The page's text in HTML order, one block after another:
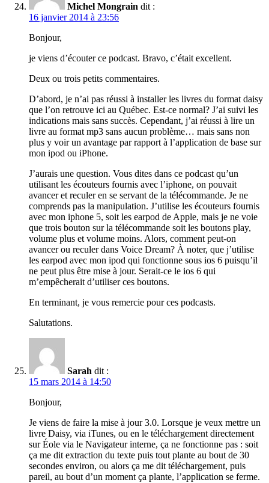
Michel Mongrain dit :
16 janvier 2014 à 23:56
Bonjour,
je viens d’écouter ce podcast. Bravo, c’était excellent.
Deux ou trois petits commentaires.
D’abord, je n’ai pas réussi à installer les livres du format daisy
que l’on retrouve ici au Québec. Est-ce normal? J’ai suivi les
indications mais sans succès. Cependant, j’ai réussi à lire un
livre au format mp3 sans aucun problème… mais sans non
plus y voir un avantage par rapport à l’application de base sur
mon ipod ou iPhone.
J’aurais une question. Vous dites dans ce podcast qu’un
utilisant les écouteurs fournis avec l’iphone, on pouvait
avancer et reculer en se servant de la télécommande. Je ne
comprends pas la manipulation. J’utilise les écouteurs fournis
avec mon iphone 5, soit les earpod de Apple, mais je ne voie
que trois bouton sur la télécommande soit les boutons play,
volume plus et volume moins. Alors, comment peut-on
avancer ou reculer dans Voice Dream? À noter, que j’utilise
les earpod avec mon ipod qui fonctionne sous ios 6 puisqu’il
ne peut plus être mise à jour. Serait-ce le ios 6 qui
m’empêcherait d’utiliser ces boutons.
En terminant, je vous remercie pour ces podcasts.
Salutations.
Sarah dit :
15 mars 2014 à 14:50
Bonjour,
Je viens de faire la mise à jour 3.0. Lorsque je veux mettre un
livre Daisy, via iTunes, ou en le téléchargement directement
sur Éole via le Navigateur interne, ça ne fonctionne pas : soit
ça me dit extraction du texte puis tout plante au bout de 30
secondes environ, ou alors ça me dit téléchargement, puis
pareil, au bout d’un moment ça plante, l’application se ferme.